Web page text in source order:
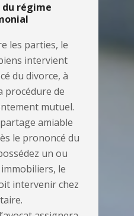
régime
les parties, le
intervient
du divorce, à
procédure de
mutuel.
amiable
le prononcé du
un ou
le
intervenir chez